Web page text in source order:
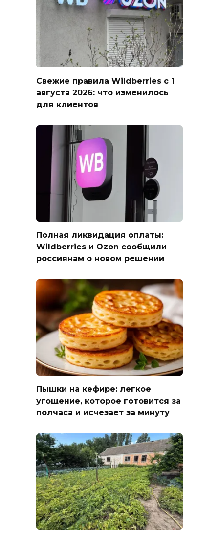
Свежие правила Wildberries с 1
августа 2026: что изменилось
для клиентов
Полная ликвидация оплаты:
Wildberries и Ozon сообщили
россиянам о новом решении
Пышки на кефире: легкое
угощение, которое готовится за
полчаса и исчезает за минуту